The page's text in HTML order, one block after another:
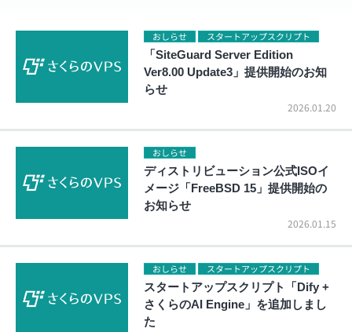
おしらせ スタートアップスクリプト
「SiteGuard Server Edition
Ver8.00 Update3」提供開始のお知
らせ
2026.01.20
おしらせ
ディストリビューション公式ISOイ
メージ「FreeBSD 15」提供開始の
お知らせ
2026.01.15
おしらせ スタートアップスクリプト
スタートアップスクリプト「Dify +
さくらのAI Engine」を追加しまし
た